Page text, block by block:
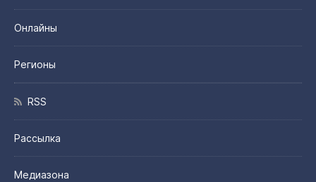
Онлайны
Регионы
RSS
Рассылка
Медиазона